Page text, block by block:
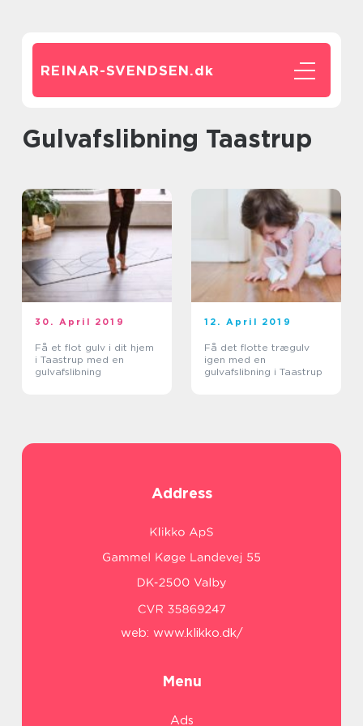
REINAR-SVENDSEN.dk
Gulvafslibning Taastrup
30. April 2019
Få et flot gulv i dit hjem
i Taastrup med en
gulvafslibning
12. April 2019
Få det flotte trægulv
igen med en
gulvafslibning i Taastrup
Address
web: www.klikko.dk/
Menu
Ads